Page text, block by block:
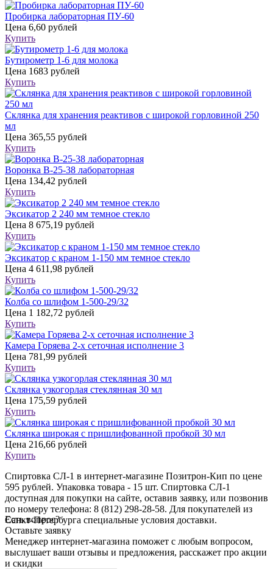
Пробирка лабораторная ПУ-60
Цена 6,60 рублей
Купить
Бутирометр 1-6 для молока
Цена 1683 рублей
Купить
Склянка для хранения реактивов с широкой горловиной 250
мл
Цена 365,55 рублей
Купить
Воронка В-25-38 лабораторная
Цена 134,42 рублей
Купить
Эксикатор 2 240 мм темное стекло
Цена 8 675,19 рублей
Купить
Эксикатор с краном 1-150 мм темное стекло
Цена 4 611,98 рублей
Купить
Колба со шлифом 1-500-29/32
Цена 1 182,72 рублей
Купить
Камера Горяева 2-х сеточная исполнение 3
Цена 781,99 рублей
Купить
Склянка узкогорлая стеклянная 30 мл
Цена 175,59 рублей
Купить
Склянка широкая с пришлифованной пробкой 30 мл
Цена 216,66 рублей
Купить
Спиртовка СЛ-1 в интернет-магазине Позитрон-Кип по цене
595 рублей. Упаковка товара - 15 шт. Спиртовка СЛ-1
доступная для покупки на сайте, оставив заявку, или позвонив
по номеру телефона: 8 (812) 298-28-58. Для покупателей из
Санкт-Петербурга специальные условия доставки.
Есть вопрос?
Оставьте заявку
Менеджер интернет-магазина поможет с любым вопросом,
выслушает ваши отзывы и предложения, расскажет про акции
и скидки